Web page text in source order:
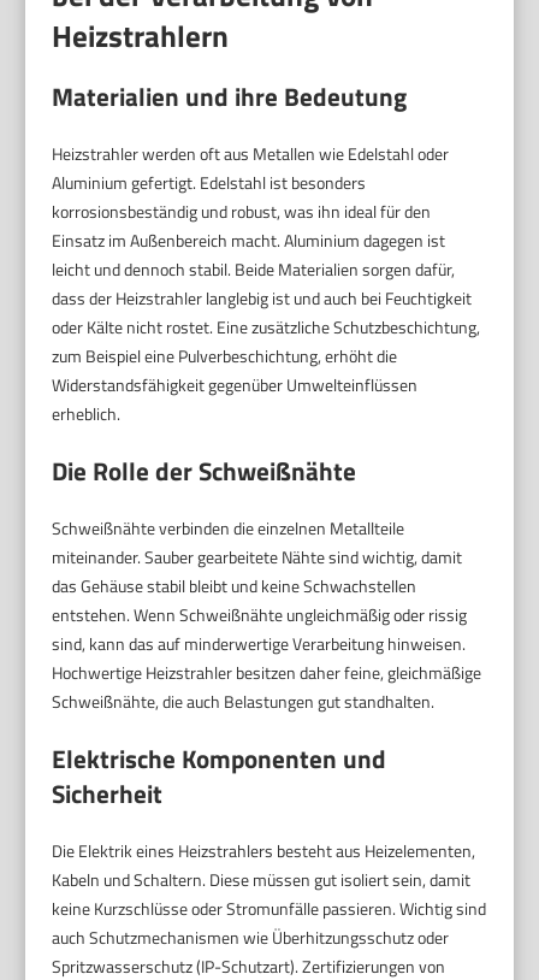
Heizstrahlern
Materialien und ihre Bedeutung
Heizstrahler werden oft aus Metallen wie Edelstahl oder
Aluminium gefertigt. Edelstahl ist besonders
korrosionsbeständig und robust, was ihn ideal für den
Einsatz im Außenbereich macht. Aluminium dagegen ist
leicht und dennoch stabil. Beide Materialien sorgen dafür,
dass der Heizstrahler langlebig ist und auch bei Feuchtigkeit
oder Kälte nicht rostet. Eine zusätzliche Schutzbeschichtung,
zum Beispiel eine Pulverbeschichtung, erhöht die
Widerstandsfähigkeit gegenüber Umwelteinflüssen
erheblich.
Die Rolle der Schweißnähte
Schweißnähte verbinden die einzelnen Metallteile
miteinander. Sauber gearbeitete Nähte sind wichtig, damit
das Gehäuse stabil bleibt und keine Schwachstellen
entstehen. Wenn Schweißnähte ungleichmäßig oder rissig
sind, kann das auf minderwertige Verarbeitung hinweisen.
Hochwertige Heizstrahler besitzen daher feine, gleichmäßige
Schweißnähte, die auch Belastungen gut standhalten.
Elektrische Komponenten und
Sicherheit
Die Elektrik eines Heizstrahlers besteht aus Heizelementen,
Kabeln und Schaltern. Diese müssen gut isoliert sein, damit
keine Kurzschlüsse oder Stromunfälle passieren. Wichtig sind
auch Schutzmechanismen wie Überhitzungsschutz oder
Spritzwasserschutz (IP-Schutzart). Zertifizierungen von